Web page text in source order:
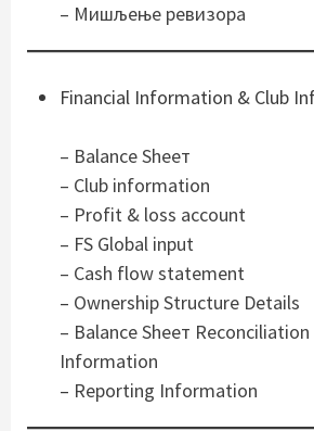
– Мишљење ревизора
Financial Information & Club
– Balance Sheeт
– Club information
– Profit & loss account
– FS Global input
– Cash flow statement
– Ownership Structure Details
– Balance Sheeт
Information
– Reporting Information